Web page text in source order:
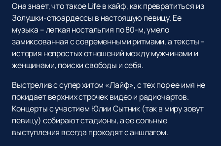
Она знает, что такое Life в кайф, как превратиться из
Золушки-стюардессы в настоящую певицу. Ее
музыка – легкая ностальгия по 80-м, умело
замиксованная с современными ритмами, а тексты –
история непростых отношений между мужчинами и
женщинами, поиски свободы и себя.
Выстрелив с супер хитом «Лайф», с тех пор ее имя не
покидает верхних строчек видео и радиочартов.
Концерты с участием Юлии Сытник (так в миру зовут
певицу) собирают стадионы, а ее сольные
выступления всегда проходят с аншлагом.